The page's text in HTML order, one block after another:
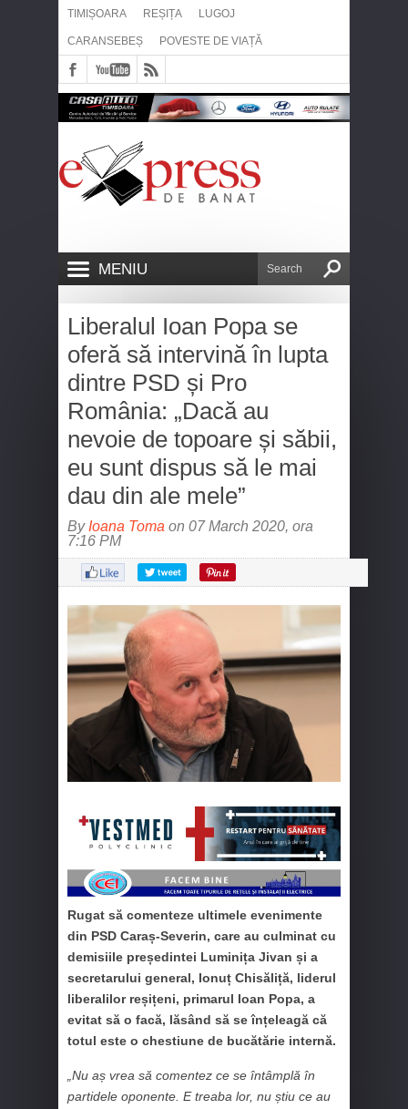
TIMIȘOARA REȘIȚA LUGOJ
CARANSEBEȘ POVESTE DE VIAȚĂ
MENIU
Liberalul Ioan Popa se
oferă să intervină în lupta
dintre PSD și Pro
România: „Dacă au
nevoie de topoare și săbii,
eu sunt dispus să le mai
dau din ale mele”
By Ioana Toma on 07 March 2020, ora
7:16 PM
Rugat să comenteze ultimele evenimente
din PSD Caraș-Severin, care au culminat cu
demisiile președintei Luminița Jivan și a
secretarului general, Ionuț Chisăliță, liderul
liberalilor reșițeni, primarul Ioan Popa, a
evitat să o facă, lăsând să se înțeleagă că
totul este o chestiune de bucătărie internă.
„Nu aș vrea să comentez ce se întâmplă în
partidele oponente. E treaba lor, nu știu ce au